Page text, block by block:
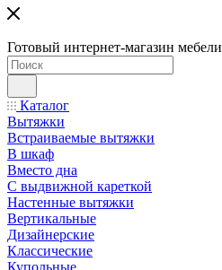
Готовый интернет-магазин мебели
Каталог
Вытяжки
Встраиваемые вытяжки
В шкаф
Вместо дна
С выдвижной кареткой
Настенные вытяжки
Вертикальные
Дизайнерские
Классические
Купольные